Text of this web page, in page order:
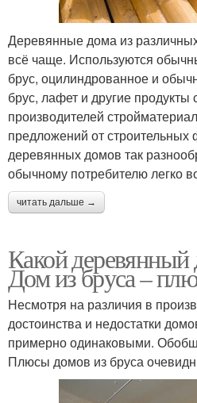
Деревянные дома из
всё чаще. Используются
брус, оцилиндрованное и
брус, лафет и другие
производителей
предложений от строительных
деревянных домов так
обычному потребителю легко
читать дальше →
Какой
Дом из бруса –
Несмотря на различия в
достоинства и недостатки
примерно одинаковыми.
Плюсы домов из бруса